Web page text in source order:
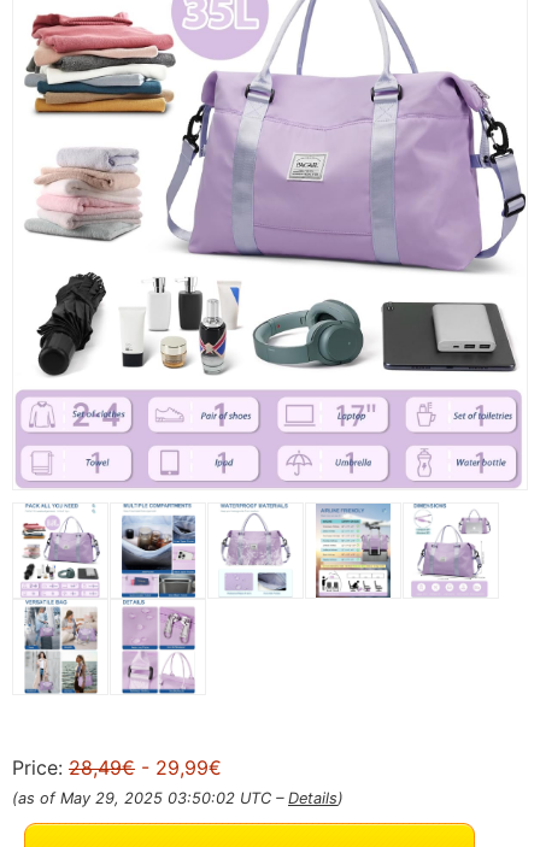
Price: 28,49€ - 29,99€
(as of May 29, 2025 03:50:02 UTC – Details)